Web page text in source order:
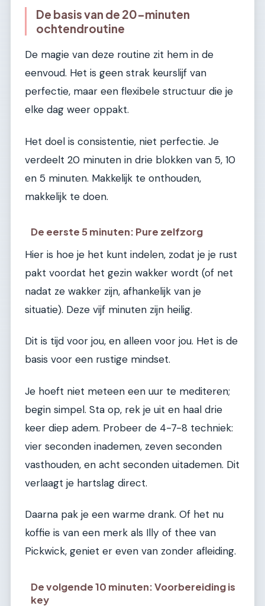
De basis van de 20-minuten
ochtendroutine
De magie van deze routine zit hem in de
eenvoud. Het is geen strak keurslijf van
perfectie, maar een flexibele structuur die je
elke dag weer oppakt.
Het doel is consistentie, niet perfectie. Je
verdeelt 20 minuten in drie blokken van 5, 10
en 5 minuten. Makkelijk te onthouden,
makkelijk te doen.
De eerste 5 minuten: Pure zelfzorg
Hier is hoe je het kunt indelen, zodat je je rust
pakt voordat het gezin wakker wordt (of net
nadat ze wakker zijn, afhankelijk van je
situatie). Deze vijf minuten zijn heilig.
Dit is tijd voor jou, en alleen voor jou. Het is de
basis voor een rustige mindset.
Je hoeft niet meteen een uur te mediteren;
begin simpel. Sta op, rek je uit en haal drie
keer diep adem. Probeer de 4-7-8 techniek:
vier seconden inademen, zeven seconden
vasthouden, en acht seconden uitademen. Dit
verlaagt je hartslag direct.
Daarna pak je een warme drank. Of het nu
koffie is van een merk als Illy of thee van
Pickwick, geniet er even van zonder afleiding.
De volgende 10 minuten: Voorbereiding is
key